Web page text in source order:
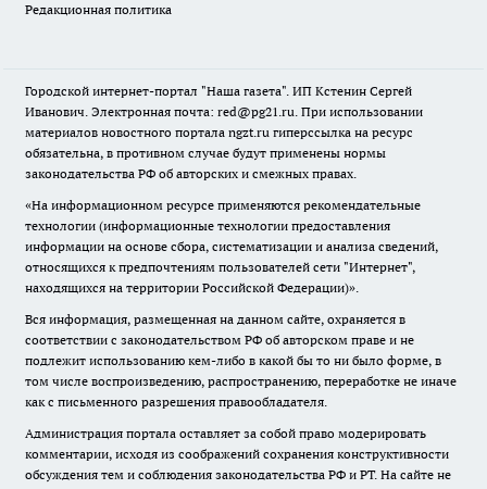
Редакционная политика
Городской интернет-портал "Наша газета". ИП Кстенин Сергей
Иванович. Электронная почта: red@pg21.ru. При использовании
материалов новостного портала ngzt.ru гиперссылка на ресурс
обязательна, в противном случае будут применены нормы
законодательства РФ об авторских и смежных правах.
«На информационном ресурсе применяются рекомендательные
технологии (информационные технологии предоставления
информации на основе сбора, систематизации и анализа сведений,
относящихся к предпочтениям пользователей сети "Интернет",
находящихся на территории Российской Федерации)».
Вся информация, размещенная на данном сайте, охраняется в
соответствии с законодательством РФ об авторском праве и не
подлежит использованию кем-либо в какой бы то ни было форме, в
том числе воспроизведению, распространению, переработке не иначе
как с письменного разрешения правообладателя.
Администрация портала оставляет за собой право модерировать
комментарии, исходя из соображений сохранения конструктивности
обсуждения тем и соблюдения законодательства РФ и РТ. На сайте не